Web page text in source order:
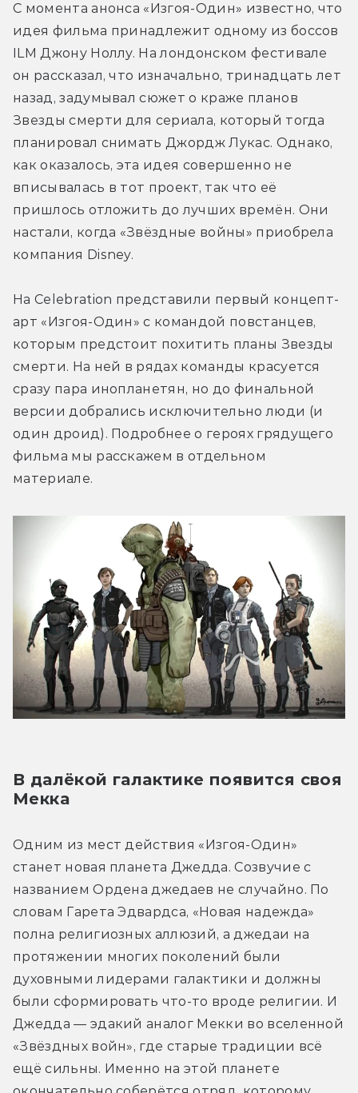
С момента анонса «Изгоя-Один» известно, что
идея фильма принадлежит одному из боссов
ILM Джону Ноллу. На лондонском фестивале
он рассказал, что изначально, тринадцать лет
назад, задумывал сюжет о краже планов
Звезды смерти для сериала, который тогда
планировал снимать Джордж Лукас. Однако,
как оказалось, эта идея совершенно не
вписывалась в тот проект, так что её
пришлось отложить до лучших времён. Они
настали, когда «Звёздные войны» приобрела
компания Disney.
На Celebration представили первый концепт-
арт «Изгоя-Один» с командой повстанцев,
которым предстоит похитить планы Звезды
смерти. На ней в рядах команды красуется
сразу пара инопланетян, но до финальной
версии добрались исключительно люди (и
один дроид). Подробнее о героях грядущего
фильма мы расскажем в отдельном
материале.
В далёкой галактике появится своя
Мекка
Одним из мест действия «Изгоя-Один»
станет новая планета Джедда. Созвучие с
названием Ордена джедаев не случайно. По
словам Гарета Эдвардса, «Новая надежда»
полна религиозных аллюзий, а джедаи на
протяжении многих поколений были
духовными лидерами галактики и должны
были сформировать что-то вроде религии. И
Джедда — эдакий аналог Мекки во вселенной
«Звёздных войн», где старые традиции всё
ещё сильны. Именно на этой планете